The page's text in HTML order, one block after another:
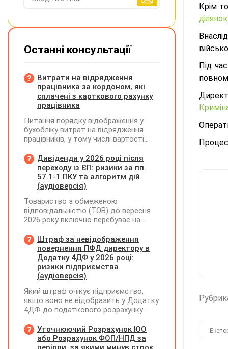
Крім
ділянок.
Під
Останні консультації
Витрати на відрядження
працівника за кордоном, які
сплачені з карткового рахунку
працівника
Питання порядку відображення у
бухобліку витрат на відрядження
працівників, у тому числі вартості
карткового рахунку працівника та
підтвердження таких операцій
первинними документами, належать
до компетенції Мінфіну
Дивіденди у 2026 році після
переходу із ЄП: ризики за пп.
57.1-1 ПКУ та алгоритм дій
(аудіоверсія)
Товариство з обмеженою
відповідальністю (ТОВ) до вересня
2026 року включно перебуває на
(єдиний податок, 3 група, ставка 5%,
неплатник ПДВ). З 1 жовтня 2026
року підприємство переходить на
загальну систему оподаткування
(стає платником податку на
діяльності у періоді 2024–2025 років
(під час перебування на спрощеній
системі) підприємство отримало
нерозподіленого прибутку в балансі
становить 18 млн грн. Наприкінці
Штраф за невідображення
повернення ПФД директору в
Додатку 4ДФ у 2026 році:
ризики підприємства
(аудіоверсія)
Який штраф очікує підприємство,
якщо воно не відобразить у Додатку
4ДФ до податкового розрахунку
допомоги (ПФД) директору?
Уточнюючий Розрахунок ЮО
або Розрахунок ФОП/НПД за